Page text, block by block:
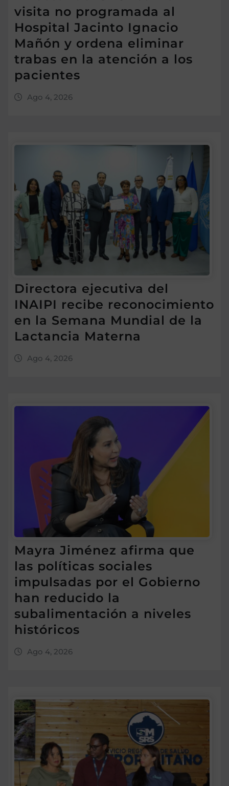
visita no programada al
Hospital Jacinto Ignacio
Mañón y ordena eliminar
trabas en la atención a los
pacientes
Ago 4, 2026
Directora ejecutiva del
INAIPI recibe reconocimiento
en la Semana Mundial de la
Lactancia Materna
Ago 4, 2026
Mayra Jiménez afirma que
las políticas sociales
impulsadas por el Gobierno
han reducido la
subalimentación a niveles
históricos
Ago 4, 2026